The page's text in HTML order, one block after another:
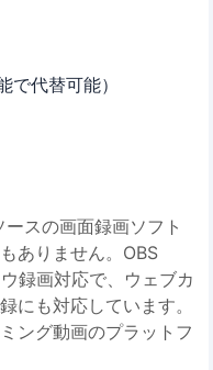
代替可能）
スの画面録画ソフト
ありません。OBS
録画対応で、ウェブカ
にも対応しています。
ング動画のプラットフ